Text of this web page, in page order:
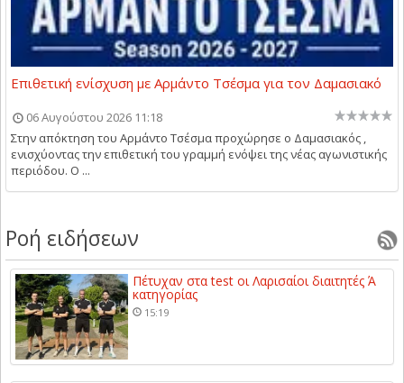
Επιθετική ενίσχυση με Αρμάντο Τσέσμα για τον Δαμασιακό
06 Αυγούστου 2026 11:18
Στην απόκτηση του Αρμάντο Τσέσμα προχώρησε ο Δαμασιακός ,
ενισχύοντας την επιθετική του γραμμή ενόψει της νέας αγωνιστικής
περιόδου. Ο ...
Ροή ειδήσεων
Πέτυχαν στα test οι Λαρισαίοι διαιτητές Ά
κατηγορίας
15:19